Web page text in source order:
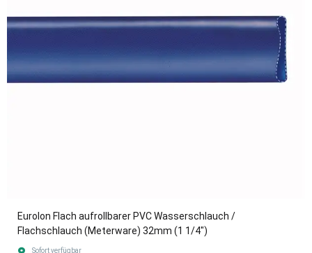
Eurolon Flach aufrollbarer PVC Wasserschlauch /
Flachschlauch (Meterware) 32mm (1 1/4")
Sofort verfügbar